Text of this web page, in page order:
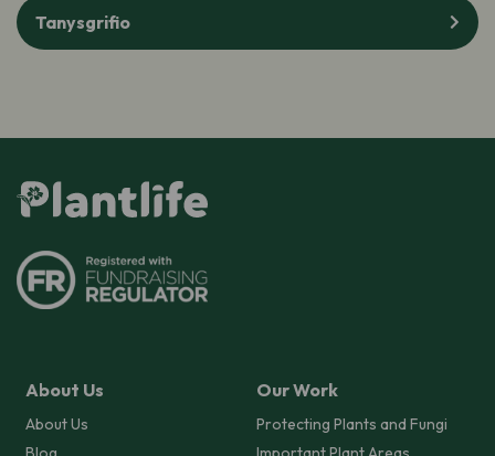
Tanysgrifio
About Us
About Us
Our Work
Protecting Plants and Fungi